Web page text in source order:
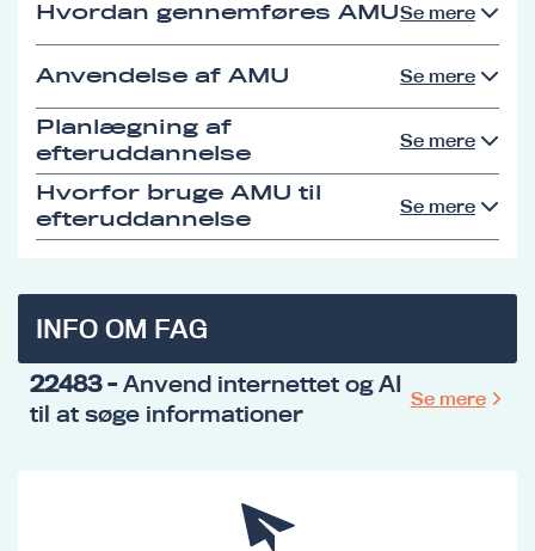
Hvordan gennemføres AMUSe mere
Anvendelse af AMU Se mere
Planlægning af
efteruddannelse
Se mere
Hvorfor bruge AMU til
efteruddannelse
Se mere
INFO OM FAG
22483- Anvend internettet og AI
til at søge informationer
Se mere